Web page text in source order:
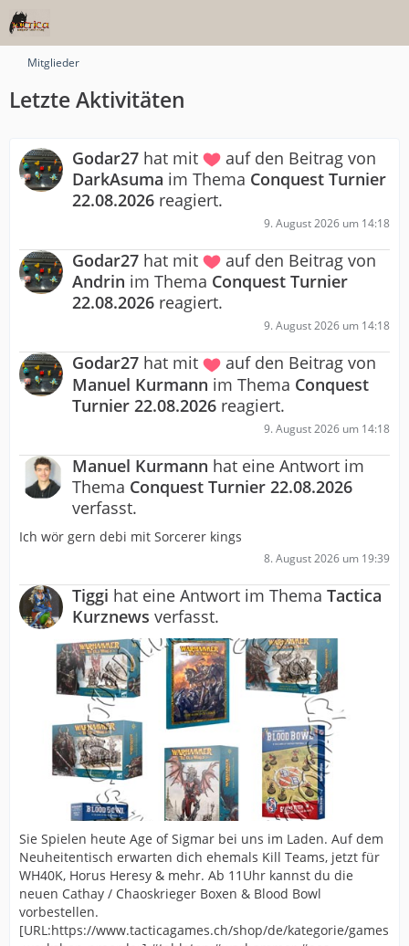
Mitglieder
Letzte Aktivitäten
Godar27 hat mit
auf den Beitrag von
DarkAsuma im Thema Conquest Turnier
22.08.2026 reagiert.
9. August 2026 um 14:18
Godar27 hat mit
auf den Beitrag von
Andrin im Thema Conquest Turnier
22.08.2026 reagiert.
9. August 2026 um 14:18
Godar27 hat mit
auf den Beitrag von
Manuel Kurmann im Thema Conquest
Turnier 22.08.2026 reagiert.
9. August 2026 um 14:18
Manuel Kurmann hat eine Antwort im
Thema Conquest Turnier 22.08.2026
verfasst.
Ich wör gern debi mit Sorcerer kings
8. August 2026 um 19:39
Tiggi hat eine Antwort im Thema Tactica
Kurznews verfasst.
Sie Spielen heute Age of Sigmar bei uns im Laden. Auf dem
Neuheitentisch erwarten dich ehemals Kill Teams, jetzt für
WH40K, Horus Heresy & mehr. Ab 11Uhr kannst du die
neuen Cathay / Chaoskrieger Boxen & Blood Bowl
vorbestellen.
[URL:https://www.tacticagames.ch/shop/de/kategorie/games